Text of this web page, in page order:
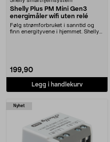
Shelly Plus PM Mini Gen3
energimåler wifi uten relé
Følg strømforbruket i sanntid og
finn energityvene i hjemmet. Shelly
199,90
Legg i handlekurv
Nyhet